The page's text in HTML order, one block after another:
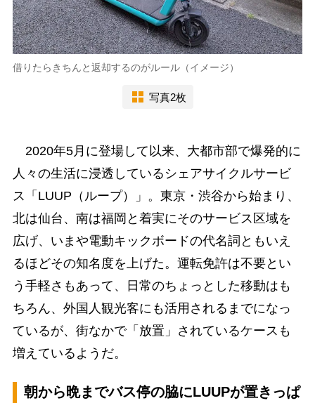
借りたらきちんと返却するのがルール（イメージ）
写真2枚
2020年5月に登場して以来、大都市部で爆発的に
人々の生活に浸透しているシェアサイクルサービ
ス「LUUP（ループ）」。東京・渋谷から始まり、
北は仙台、南は福岡と着実にそのサービス区域を
広げ、いまや電動キックボードの代名詞ともいえ
るほどその知名度を上げた。運転免許は不要とい
う手軽さもあって、日常のちょっとした移動はも
ちろん、外国人観光客にも活用されるまでになっ
ているが、街なかで「放置」されているケースも
増えているようだ。
朝から晩までバス停の脇にLUUPが置きっぱ